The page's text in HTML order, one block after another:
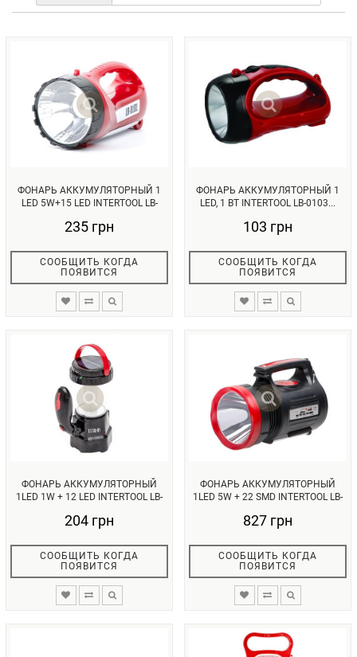
ФОНАРЬ АККУМУЛЯТОРНЫЙ 1
LED 5W+15 LED INTERTOOL LB-
235 грн
СООБЩИТЬ КОГДА
ПОЯВИТСЯ
ФОНАРЬ АККУМУЛЯТОРНЫЙ 1
LED, 1 ВТ INTERTOOL LB-0103...
103 грн
СООБЩИТЬ КОГДА
ПОЯВИТСЯ
ФОНАРЬ АККУМУЛЯТОРНЫЙ
1LED 1W + 12 LED INTERTOOL LB-
204 грн
СООБЩИТЬ КОГДА
ПОЯВИТСЯ
ФОНАРЬ АККУМУЛЯТОРНЫЙ
1LED 5W + 22 SMD INTERTOOL LB-
827 грн
СООБЩИТЬ КОГДА
ПОЯВИТСЯ